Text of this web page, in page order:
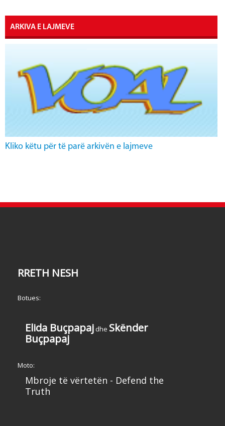
ARKIVA E LAJMEVE
Kliko këtu për të parë arkivën e lajmeve
RRETH NESH
Botues:
Elida Buçpapaj dhe Skënder
Buçpapaj
Moto:
Mbroje të vërtetën - Defend the
Truth